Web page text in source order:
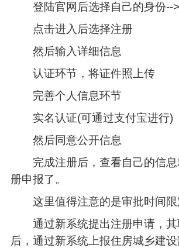
登陆官网后选择自己的身份-->
点击进入后选择注册
然后输入详细信息
认证环节，将证件照上传
完善个人信息环节
实名认证(可通过支付宝进行)
然后同意公开信息
完成注册后，查看自己的信息
册申报了。
这里值得注意的是审批时间限
通过新系统提出注册申请，其
后，通过新系统上报住房城乡建设